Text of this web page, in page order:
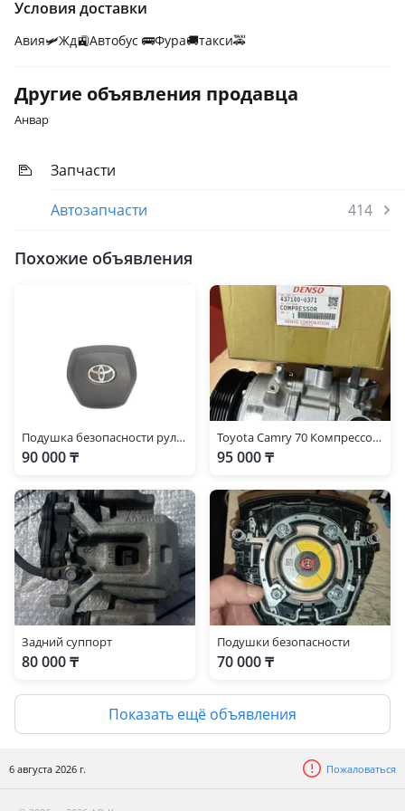
Условия доставки
Авия🛩️Жд🚉Автобус 🚌Фура🚚такси🚕
Другие объявления продавца
Анвар
Запчасти
Автозапчасти
414
Похожие объявления
Подушка безопасности руля для Toyota Camry 70
90 000 ₸
Toyota Camry 70 Компрессор кондиционер на об 2, 5
95 000 ₸
Задний суппорт
80 000 ₸
Подушки безопасности
70 000 ₸
Показать ещё объявления
6 августа 2026 г. Пожаловаться